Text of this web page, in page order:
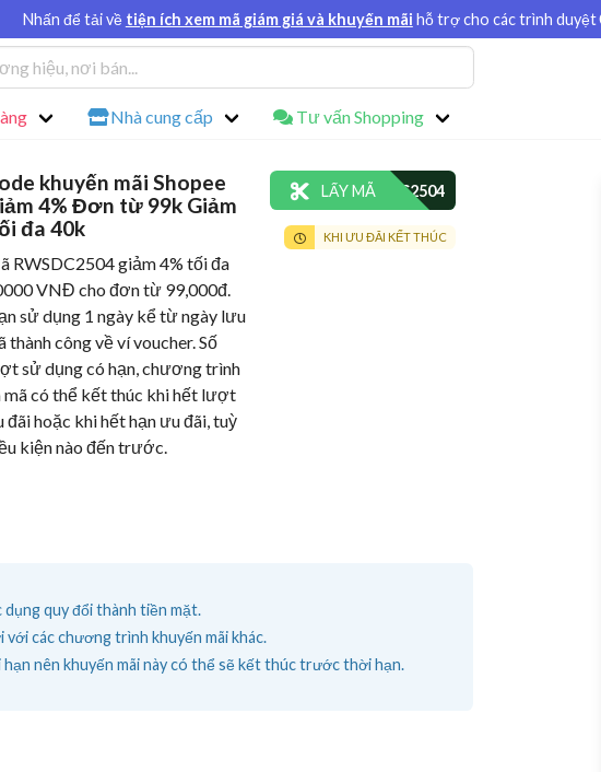
Nhấn để tải về tiện ích xem mã giám giá và khuyến mãi hỗ trợ cho các trình duyệt
Nhà cung cấp Tư vấn Shopping
khuyến mãi Shopee
4% Đơn từ 99k Giảm
đa 40k
RWSDC2504 giảm 4% tối đa
VNĐ cho đơn từ 99,000đ.
sử dụng 1 ngày kể từ ngày lưu
thành công về ví voucher. Số
sử dụng có hạn, chương trình
mã có thể kết thúc khi hết lượt
đãi hoặc khi hết hạn ưu đãi, tuỳ
kiện nào đến trước.
LẤY MÃ
KHI ƯU ĐÃI KẾT THÚC
dụng quy đổi thành tiền mặt.
các chương trình khuyến mãi khác.
nên khuyến mãi này có thể sẽ kết thúc trước thời hạn.